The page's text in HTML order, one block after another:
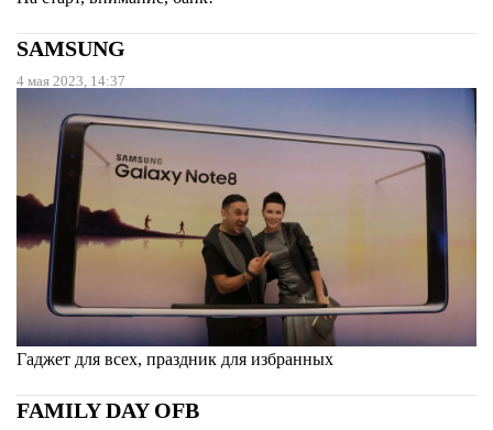
SAMSUNG
4 мая 2023, 14:37
Гаджет для всех, праздник для избранных
FAMILY DAY OFB